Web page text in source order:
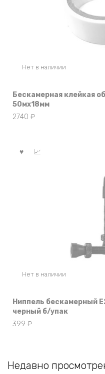
Нет в наличии
Бескамерная клейкая
50мx18мм
2740 ₽
Нет в наличии
Ниппель бескамерный
черный б/упак
399 ₽
Недавно